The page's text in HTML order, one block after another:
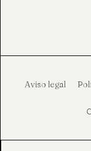
Aviso legal